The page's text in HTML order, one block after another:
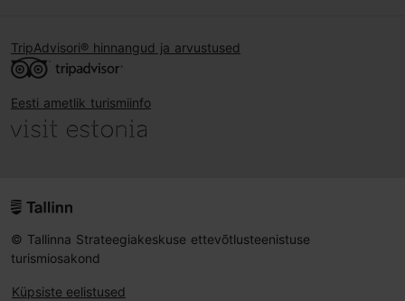
TripAdvisori® hinnangud ja arvustused
Eesti ametlik turismiinfo
© Tallinna Strateegiakeskuse ettevõtlusteenistuse
turismiosakond
Küpsiste eelistused